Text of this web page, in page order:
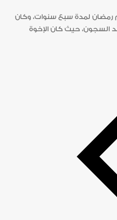
لمدة سبع سنوات، وكان
حيث كان الإخوة